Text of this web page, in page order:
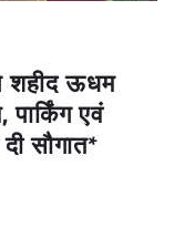
शहीद ऊधम
एवं
सौगात*